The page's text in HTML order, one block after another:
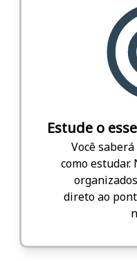
Estude o
Você
como estudar.
direto ao